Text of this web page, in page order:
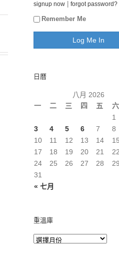
signup now forgot password?
Remember Me
日曆
八月 2026
一
二 三 四 五 六
« 七月
1
3
4 5 6 7 8
10
11 12 13 14 15
17
18 19 20 21 22
24
25 26 27 28 29
31
重溫庫